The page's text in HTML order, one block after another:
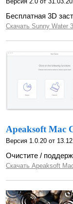
Бесплатная 3D
Скачать Sunny Water
Apeaksoft Mac
Версия 1.0.20 от
Очистите /
Скачать Apeaksoft